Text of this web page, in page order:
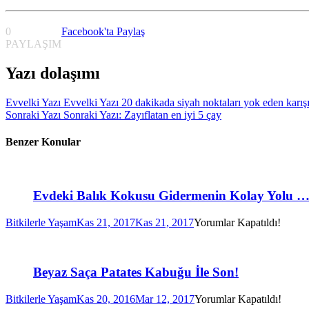
0
PAYLAŞIM
Facebook'ta Paylaş
Yazı dolaşımı
Evvelki Yazı Evvelki Yazı 20 dakikada siyah noktaları yok eden
Sonraki Yazı Sonraki Yazı: Zayıflatan en iyi 5 çay
Benzer Konular
Evdeki Balık Kokusu Gidermenin Kolay Yolu …
Bitkilerle YaşamKas 21, 2017Kas 21, 2017Yorumlar Kapatıldı!
Beyaz Saça Patates Kabuğu İle Son!
Bitkilerle YaşamKas 20, 2016Mar 12, 2017Yorumlar Kapatıldı!